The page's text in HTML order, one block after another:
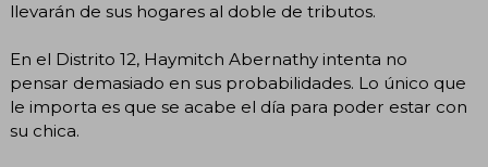
llevarán de sus hogares al doble de tributos.
En el Distrito 12, Haymitch Abernathy intenta no
pensar demasiado en sus probabilidades. Lo único que
le importa es que se acabe el día para poder estar con
su chica.